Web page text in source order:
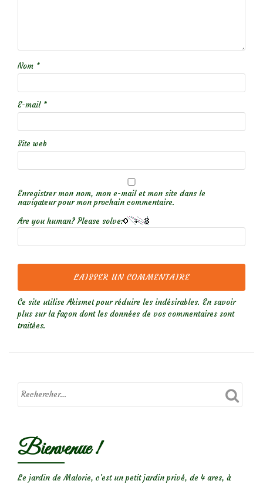
Nom *
E-mail *
Site web
Enregistrer mon nom, mon e-mail et mon site dans le
navigateur pour mon prochain commentaire.
Are you human? Please solve:
Ce site utilise Akismet pour réduire les indésirables. En savoir
plus sur la façon dont les données de vos commentaires sont
traitées.
Bienvenue !
Le jardin de Malorie, c'est un petit jardin privé, de 4 ares, à